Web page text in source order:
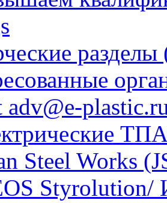
adv@e-
Steel Works